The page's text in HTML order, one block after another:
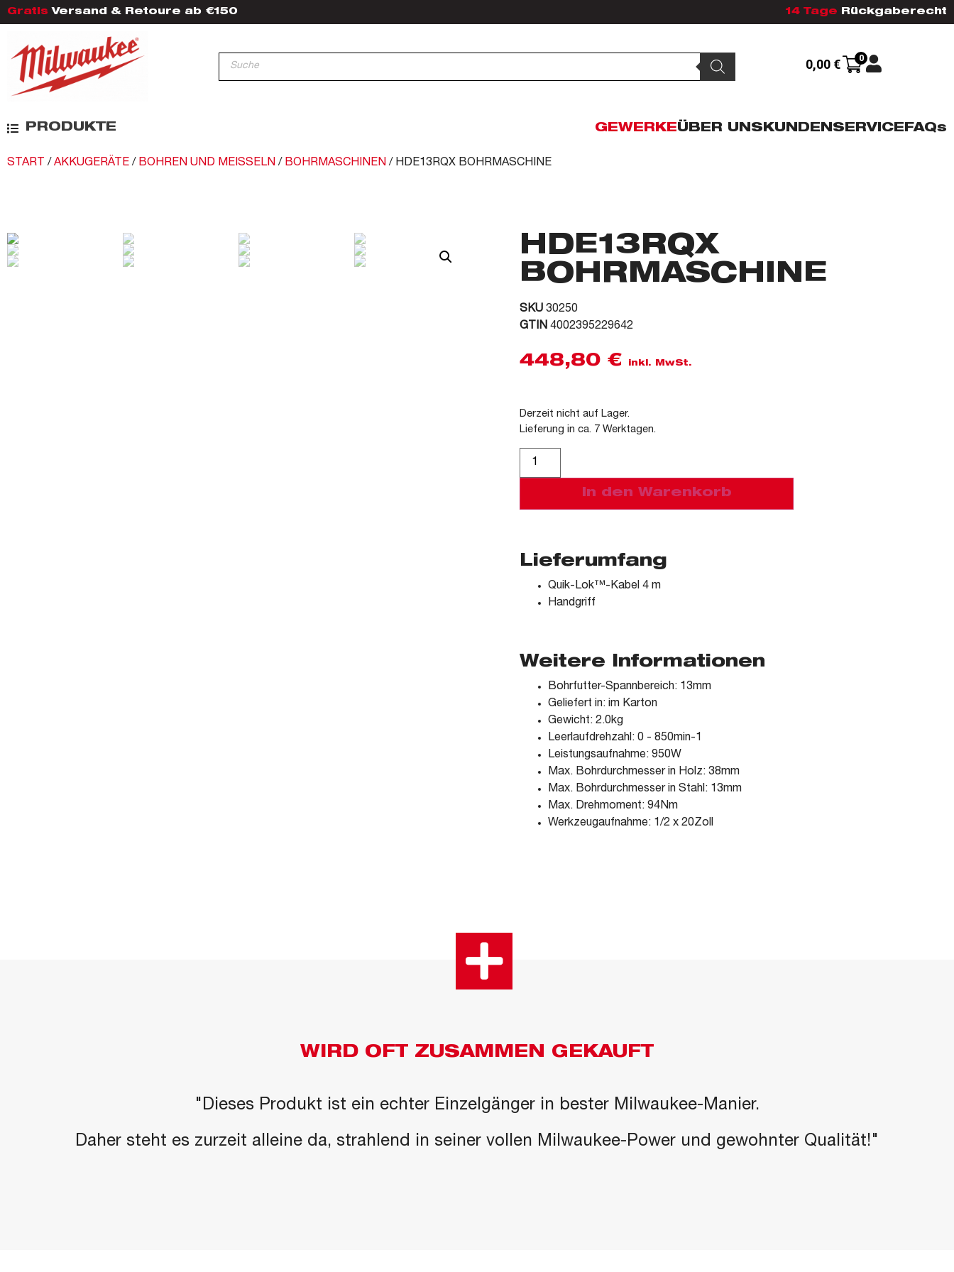
Gratis Versand & Retoure ab €150 14 Tage Rückgaberecht
0,00 € 0
PRODUKTE GEWERKEÜBER UNSKUNDENSERVICEFAQs
START / AKKUGERÄTE / BOHREN UND MEISSELN / BOHRMASCHINEN / HDE13RQX BOHRMASCHINE
HDE13RQX
BOHRMASCHINE
SKU 30250
GTIN 4002395229642
448,80 € inkl. MwSt.
Derzeit nicht auf Lager.
Lieferung in ca. 7 Werktagen.
In den Warenkorb
Lieferumfang
Quik-Lok™-Kabel 4 m
Handgriff
Weitere Informationen
Bohrfutter-Spannbereich: 13mm
Geliefert in: im Karton
Gewicht: 2.0kg
Leerlaufdrehzahl: 0 - 850min-1
Leistungsaufnahme: 950W
Max. Bohrdurchmesser in Holz: 38mm
Max. Bohrdurchmesser in Stahl: 13mm
Max. Drehmoment: 94Nm
Werkzeugaufnahme: 1/2 x 20Zoll
WIRD OFT ZUSAMMEN GEKAUFT
"Dieses Produkt ist ein echter Einzelgänger in bester Milwaukee-Manier.
Daher steht es zurzeit alleine da, strahlend in seiner vollen Milwaukee-Power und gewohnter Qualität!"